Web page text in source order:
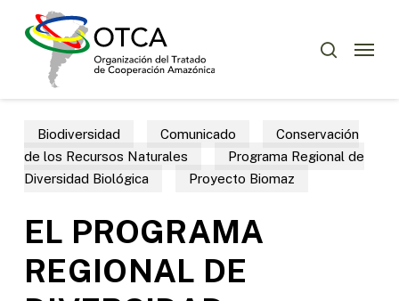
Menu
Biodiversidad Comunicado
Conservación
de los Recursos Naturales
Programa Regional de
Diversidad Biológica
Proyecto Biomaz
EL PROGRAMA
REGIONAL DE